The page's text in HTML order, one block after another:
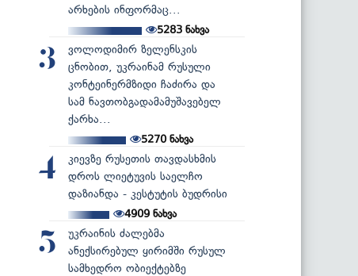
არხების ინფორმაც...
5283 ნახვა
3
ვოლოდიმირ ზელენსკის
ცნობით, უკრაინამ რუსული
კონტეინერმზიდი ჩაძირა და
სამ ნავთობგადამამუშავებელ
ქარხა...
5270ნახვა
4
კიევზე რუსეთის თავდასხმის
დროს ლიეტუვის საელჩო
დაზიანდა - კესტუტის ბუდრისი
4909ნახვა
5
უკრაინის ძალებმა
ანექსირებულ ყირიმში რუსულ
სამხედრო ობიექტებზე